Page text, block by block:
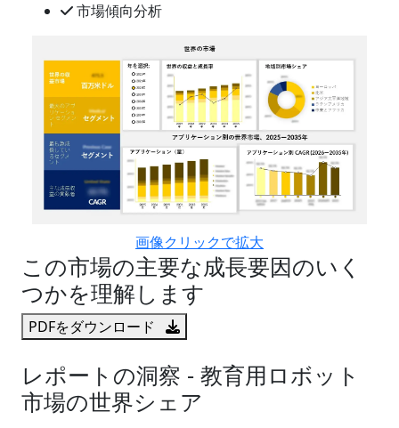
市場傾向分析
画像クリックで拡大
この市場の主要な成長要因のいく
つかを理解します
PDFをダウンロード
レポートの洞察 - 教育用ロボット
市場の世界シェア